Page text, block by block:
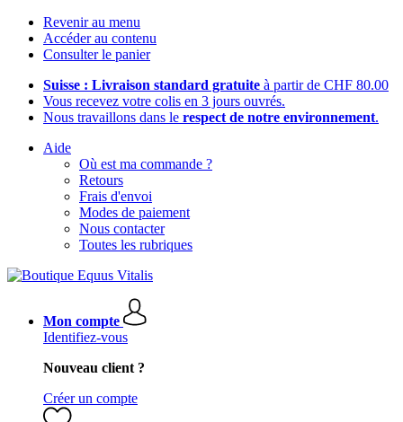
Revenir au menu
Accéder au contenu
Consulter le panier
Suisse : Livraison standard gratuite à partir de CHF 80.00
Vous recevez votre colis en 3 jours ouvrés.
Nous travaillons dans le respect de notre environnement.
Aide
Où est ma commande ?
Retours
Frais d'envoi
Modes de paiement
Nous contacter
Toutes les rubriques
Mon compte
Identifiez-vous
Nouveau client ?
Créer un compte